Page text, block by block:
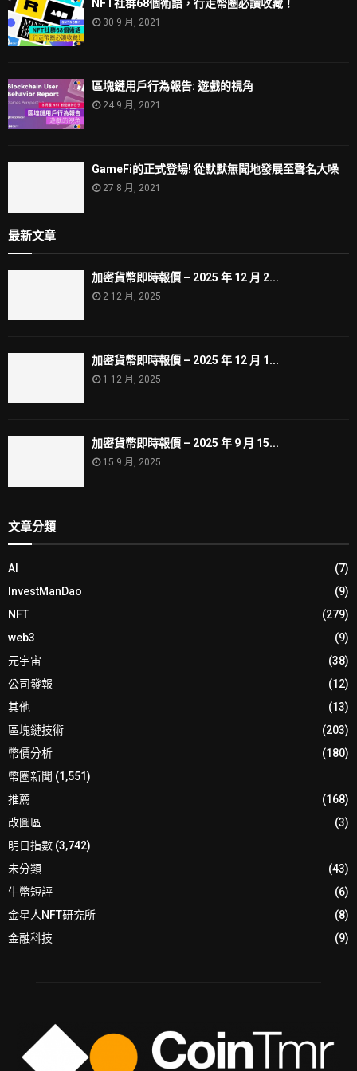
NFT社群68個術語，行走幣圈必讀收藏！
30 9 月, 2021
區塊鏈用戶行為報告: 遊戲的視角
24 9 月, 2021
GameFi的正式登場! 從默默無聞地發展至聲名大噪
27 8 月, 2021
最新文章
加密貨幣即時報價 – 2025 年 12 月 2...
2 12 月, 2025
加密貨幣即時報價 – 2025 年 12 月 1...
1 12 月, 2025
加密貨幣即時報價 – 2025 年 9 月 15...
15 9 月, 2025
文章分類
AI
(7)
InvestManDao
(9)
NFT
(279)
web3
(9)
元宇宙
(38)
公司發報
(12)
其他
(13)
區塊鏈技術
(203)
幣價分析
(180)
幣圈新聞 (1,551)
推薦
(168)
改圖區
(3)
明日指數 (3,742)
未分類
(43)
牛幣短評
(6)
金星人NFT研究所
(8)
金融科技
(9)